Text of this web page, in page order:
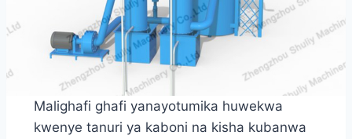
Malighafi ghafi yanayotumika huwekwa
kwenye tanuri ya kaboni na kisha kubanwa